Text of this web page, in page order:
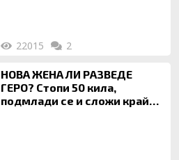
22015 2
НОВА ЖЕНА ЛИ РАЗВЕДЕ
ГЕРО? Стопи 50 кила,
подмлади се и сложи край